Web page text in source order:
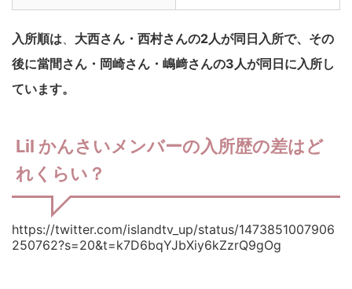
入所順は
大西さん・西村さんの2人が同日入所で、その
後に當間さん・岡崎さん・嶋﨑さんの3人が同日に入所し
ています。
Lil かんさいメンバーの入所歴の差はど
れくらい？
https://twitter.com/islandtv_up/status/1473851007906
250762?s=20&t=k7D6bqYJbXiy6kZzrQ9gOg